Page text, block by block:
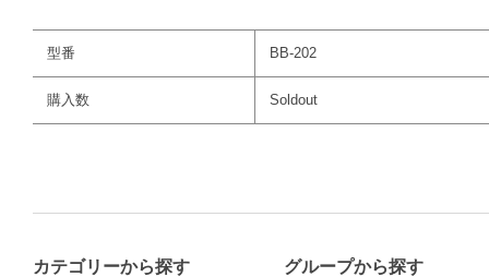
型番 BB-202
購入数 Soldout
カテゴリーから探す グループから探す